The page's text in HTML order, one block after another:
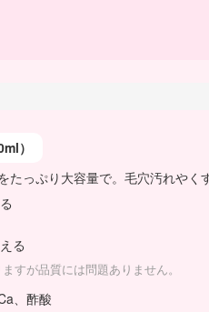
）
たっぷり大容量で。毛穴汚れやく
る
すが品質には問題ありません。
、酢酸